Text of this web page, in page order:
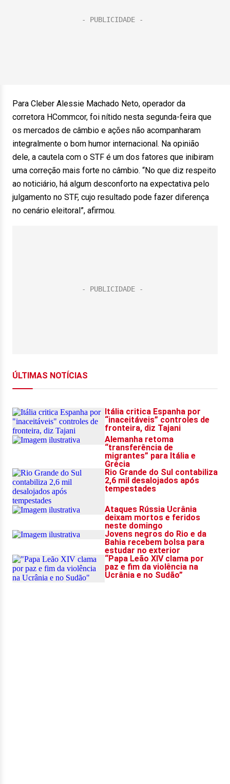
Para Cleber Alessie Machado Neto, operador da
corretora HCommcor, foi nítido nesta segunda-feira que
os mercados de câmbio e ações não acompanharam
integralmente o bom humor internacional. Na opinião
dele, a cautela com o STF é um dos fatores que inibiram
uma correção mais forte no câmbio. “No que diz respeito
ao noticiário, há algum desconforto na expectativa pelo
julgamento no STF, cujo resultado pode fazer diferença
no cenário eleitoral”, afirmou.